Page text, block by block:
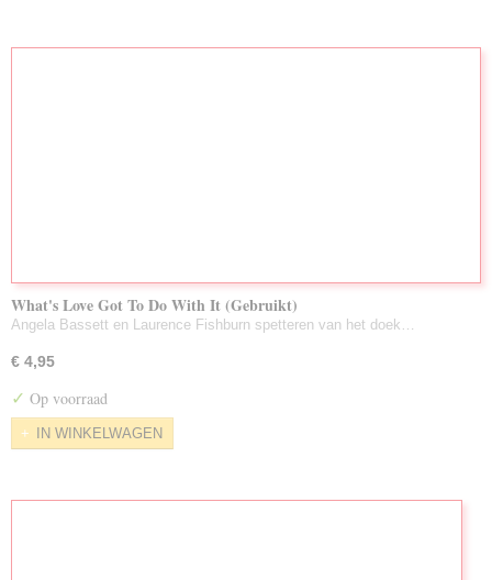
What's Love Got To Do With It (Gebruikt)
Angela Bassett en Laurence Fishburn spetteren van het doek…
€ 4,95
✓ Op voorraad
IN WINKELWAGEN